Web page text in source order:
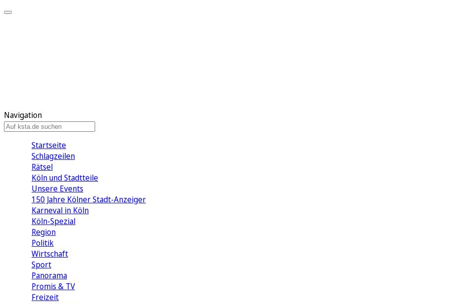
Navigation
Startseite
Schlagzeilen
Rätsel
Köln und Stadtteile
Unsere Events
150 Jahre Kölner Stadt-Anzeiger
Karneval in Köln
Köln-Spezial
Region
Politik
Wirtschaft
Sport
Panorama
Promis & TV
Freizeit